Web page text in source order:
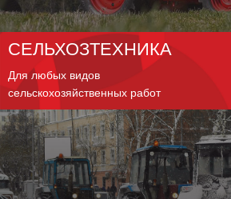
СЕЛЬХОЗТЕХНИКА
Для любых видов
сельскохозяйственных работ